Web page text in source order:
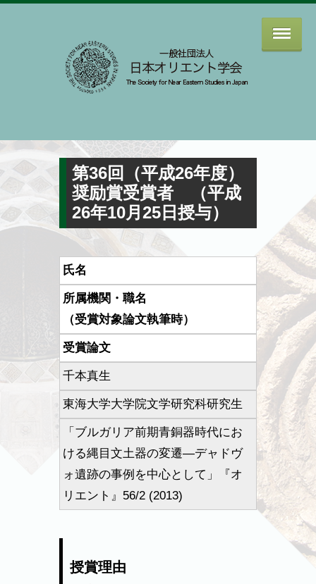
第36回（平成26年度）
奨励賞受賞者 （平成
26年10月25日授与）
氏名
所属機関・職名
（受賞対象論文執筆時）
受賞論文
千本真生
東海大学大学院文学研究科研究生
「ブルガリア前期青銅器時代にお
ける縄目文土器の変遷―デャドヴ
ォ遺跡の事例を中心として」『オ
リエント』56/2 (2013)
授賞理由